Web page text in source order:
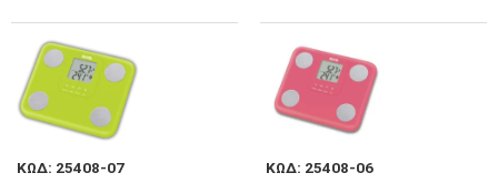
ΚΩΔ: 25408-07
ΚΩΔ: 25408-06